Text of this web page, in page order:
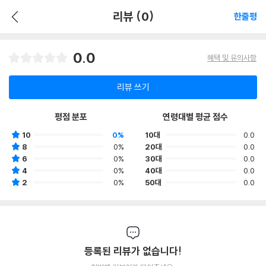
리뷰 (0) 한줄평
0.0 혜택 및 유의사항
리뷰 쓰기
평점 분포
10
0%
8
0%
6
0%
4
0%
2
0%
연령대별 평균 점수
10대
0.0
20대
0.0
30대
0.0
40대
0.0
50대
0.0
등록된 리뷰가 없습니다!